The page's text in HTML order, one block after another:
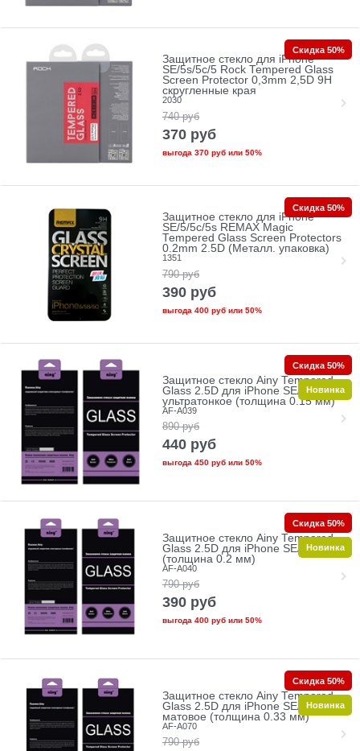
Защитное стекло для iPhone
SE/5s/5с/5 Rock Tempered Glass
Screen Protector 0,3mm 2,5D 9H
скругленные края
2030
740 руб
370 руб
выгода 370 рубили 50%
Скидка 50%
Защитное стекло для iPhone
SE/5/5c/5s REMAX Magic
Tempered Glass Screen Protectors
0.2mm 2.5D (Металл. упаковка)
1351
790 руб
390 руб
выгода 400 рубили 50%
Скидка 50%
Защитное стекло Ainy Tempered
Glass 2.5D для iPhone SE/5/5c/5s
ультратонкое (толщина 0.15 мм)
AF-A039
890 руб
440 руб
выгода 450 рубили 50%
Скидка 50%
Новинка
Защитное стекло Ainy Tempered
Glass 2.5D для iPhone SE/5/5c/5s
(толщина 0.2 мм)
AF-A040
790 руб
390 руб
выгода 400 рубили 50%
Скидка 50%
Новинка
Защитное стекло Ainy Tempered
Glass 2.5D для iPhone SE/5/5c/5s
матовое (толщина 0.33 мм)
AF-A070
790 руб
Скидка 50%
Новинка